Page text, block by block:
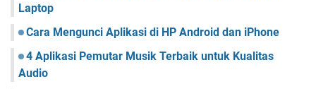
Laptop
Cara Mengunci Aplikasi di HP Android dan iPhone
4 Aplikasi Pemutar Musik Terbaik untuk Kualitas
Audio